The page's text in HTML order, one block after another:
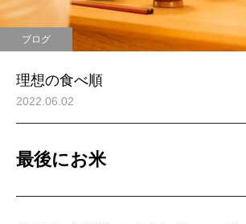
ブログ
理想の食べ順
2022.06.02
最後にお米